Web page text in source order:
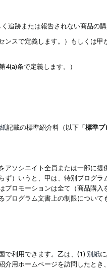
追跡または報告されない商品の購
スで定義します。）もしくは
条で定義します。）
記載の標準紹介料（以下「標準プ
アソシエイト全員または一部に
）いうと、甲は、特別プログ
ロモーションは全て（商品購
ログラム文書上の制限につい
で利用できます。乙は、(1) 別紙
用ホームページを訪問したと